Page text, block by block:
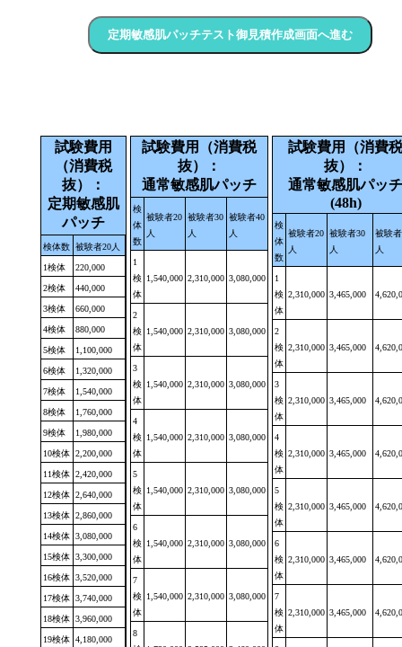
定期敏感肌パッチテスト御見積作成画面へ進む
試験費用
（消費税
抜）：
定期敏感肌
パッチ
検体数 被験者20人
1検体 220,000
2検体 440,000
3検体 660,000
4検体 880,000
5検体 1,100,000
6検体 1,320,000
7検体 1,540,000
8検体 1,760,000
9検体 1,980,000
10検体 2,200,000
11検体 2,420,000
12検体 2,640,000
13検体 2,860,000
14検体 3,080,000
15検体 3,300,000
16検体 3,520,000
17検体 3,740,000
18検体 3,960,000
19検体 4,180,000
試験費用（消費税
抜）：
通常敏感肌パッチ
検
体
数
被験者20
人
被験者30
人
被験者40
人
1
検
体
1,540,000 2,310,000 3,080,000
2
検
体
1,540,000 2,310,000 3,080,000
3
検
体
1,540,000 2,310,000 3,080,000
4
検
体
1,540,000 2,310,000 3,080,000
5
検
体
1,540,000 2,310,000 3,080,000
6
検
体
1,540,000 2,310,000 3,080,000
7
検
体
1,540,000 2,310,000 3,080,000
8
試験費用（消費税
抜）：
通常敏感肌パッチ
(48h)
検
体
数
被験者20
人
被験者30
人
被験
人
1
検
体
2,310,000 3,465,000
2
検
体
2,310,000 3,465,000
3
検
体
2,310,000 3,465,000
4
検
体
2,310,000 3,465,000
5
検
体
2,310,000 3,465,000
6
検
体
2,310,000 3,465,000
7
検
体
2,310,000 3,465,000